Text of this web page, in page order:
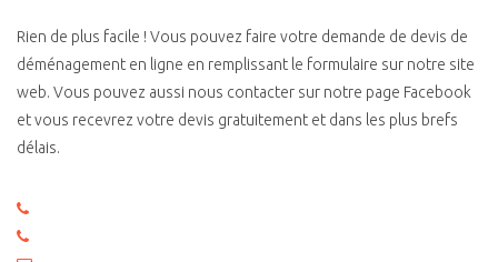
Rien de plus facile ! Vous pouvez faire votre demande de devis de
déménagement en ligne en remplissant le formulaire sur notre site
web. Vous pouvez aussi nous contacter sur notre page Facebook
et vous recevrez votre devis gratuitement et dans les plus brefs
délais.